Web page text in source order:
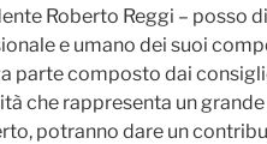
Roberto Reggi – posso
e umano dei suoi
parte composto dai
che rappresenta un
potranno dare un